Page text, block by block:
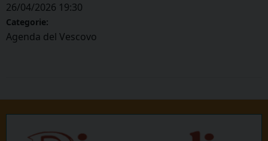
26/04/2026 19:30
Categorie:
Agenda del Vescovo